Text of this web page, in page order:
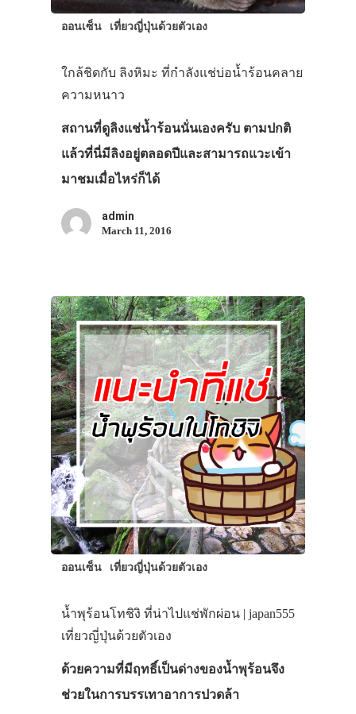
ออนเซ็น เที่ยวญี่ปุ่นด้วยตัวเอง
ใกล้ชิดกับ ลิงหิมะ ที่กำลังแช่บ่อน้ำร้อนคลาย
ความหนาว
สถานที่ดูลิงแช่น้ำร้อนนั่นเองครับ ตามปกติ
แล้วที่นี่มีลิงอยู่ตลอดปีและสามารถแวะเข้า
มาชมเมื่อไหร่ก็ได้
admin
March 11, 2016
ออนเซ็น เที่ยวญี่ปุ่นด้วยตัวเอง
น้ำพุร้อนโทชิงิ ที่น่าไปแช่พักผ่อน | japan555
เที่ยวญี่ปุ่นด้วยตัวเอง
ด้วยความที่มีฤทธิ์เป็นด่างของน้ำพุร้อนจึง
ช่วยในการบรรเทาอาการปวดล้า